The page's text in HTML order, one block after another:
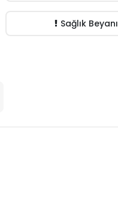
Sağlık Beyanı